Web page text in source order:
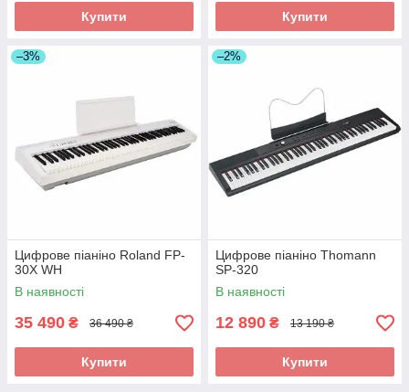
Купити Купити
–3%
Цифрове піаніно Roland FP-
30X WH
В наявності
35 490 ₴ 36 490 ₴
Купити
–2%
Цифрове піаніно Thomann
SP-320
В наявності
12 890 ₴ 13 190 ₴
Купити